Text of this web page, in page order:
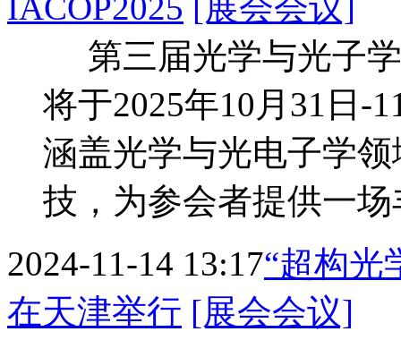
IACOP2025
[展会会议]
第三届光学与光子学
将于2025年10月31日-
涵盖光学与光电子学
技，为参会者提供一
2024-11-14 13:17“超构光
在天津举行 [展会会议]